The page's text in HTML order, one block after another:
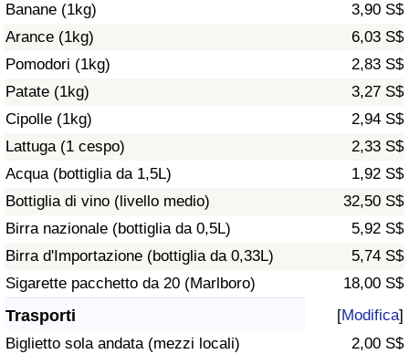
Banane (1kg)
3,90 S$
Arance (1kg)
6,03 S$
Pomodori (1kg)
2,83 S$
Patate (1kg)
3,27 S$
Cipolle (1kg)
2,94 S$
Lattuga (1 cespo)
2,33 S$
Acqua (bottiglia da 1,5L)
1,92 S$
Bottiglia di vino (livello medio)
32,50 S$
Birra nazionale (bottiglia da 0,5L)
5,92 S$
Birra d'Importazione (bottiglia da 0,33L)
5,74 S$
Sigarette pacchetto da 20 (Marlboro)
18,00 S$
Trasporti [Modifica]
Biglietto sola andata (mezzi locali)
2,00 S$
Indice dell’Inquinamento (Corrente)
Indice di inquinamento
Indice dell’Inquinamento per Nazione
Traffico
Indice del Traffico
Indice del traffico (Corrente)
Indice del traffico per Nazione